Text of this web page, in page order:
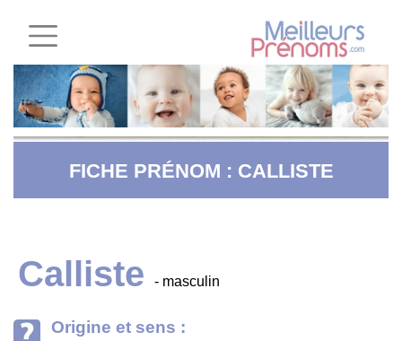
FICHE PRÉNOM : CALLISTE
Calliste - masculin
Origine et sens :